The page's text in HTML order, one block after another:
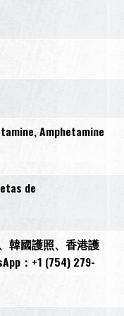
Amphetamine
de
韓國護照、香港護
：+1 (754) 279-